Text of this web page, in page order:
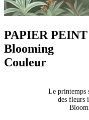
PAPIER
Blooming
Couleur
Le printemps
des fleurs